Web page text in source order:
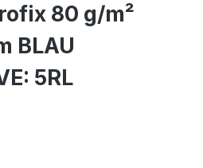
80 g/m²
BLAU
5RL